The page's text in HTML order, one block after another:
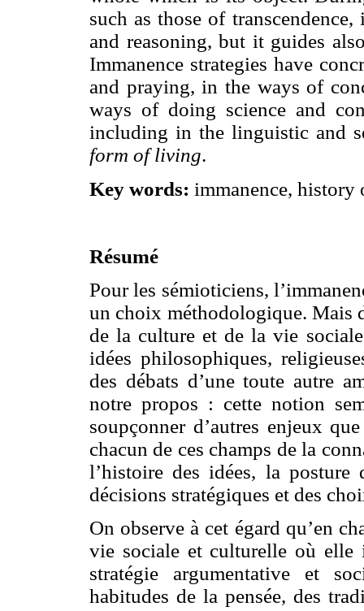
such as those of
and reasoning, but it guides
Immanence strategies have
and praying, in the ways of
ways of doing science and
including in the linguistic and
form of living.
Key words: immanence,
Résumé
Pour les sémioticiens,
un choix méthodologique. Mais
de la culture et de la vie
idées philosophiques,
des débats d’une toute autre
notre propos : cette notion
soupçonner d’autres enjeux
chacun de ces champs de la
l’histoire des idées, la posture
décisions stratégiques et des
On observe à cet égard qu’en
vie sociale et culturelle où elle
stratégie argumentative et
habitudes de la pensée, des